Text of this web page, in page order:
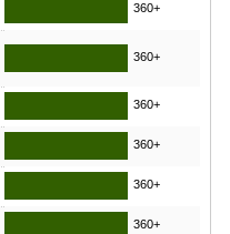
360+
360+
360+
360+
360+
360+